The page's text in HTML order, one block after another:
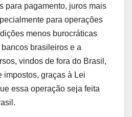
para pagamento, juros mais
para operações
menos burocráticas
brasileiros e a
vindos de fora do Brasil,
impostos, graças à Lei
essa operação seja feita